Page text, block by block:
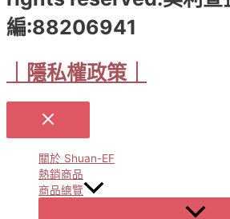
編:88206941
｜隱私權政策｜
關於 Shuan-EF
熱銷商品
商品總覽
Menu